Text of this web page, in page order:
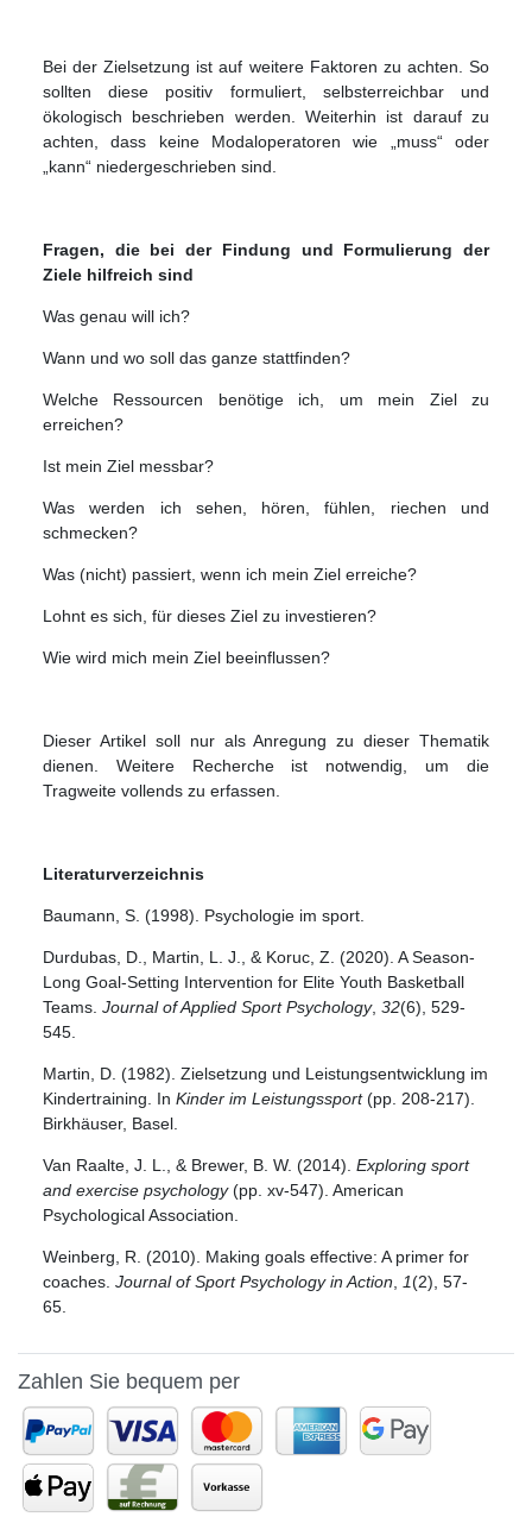
Bei der Zielsetzung ist auf weitere Faktoren zu achten. So
sollten diese positiv formuliert, selbsterreichbar und
ökologisch beschrieben werden. Weiterhin ist darauf zu
achten, dass keine Modaloperatoren wie „muss“ oder
„kann“ niedergeschrieben sind.
Fragen, die bei der Findung und Formulierung der
Ziele hilfreich sind
Was genau will ich?
Wann und wo soll das ganze stattfinden?
Welche Ressourcen benötige ich, um mein Ziel zu
erreichen?
Ist mein Ziel messbar?
Was werden ich sehen, hören, fühlen, riechen und
schmecken?
Was (nicht) passiert, wenn ich mein Ziel erreiche?
Lohnt es sich, für dieses Ziel zu investieren?
Wie wird mich mein Ziel beeinflussen?
Dieser Artikel soll nur als Anregung zu dieser Thematik
dienen. Weitere Recherche ist notwendig, um die
Tragweite vollends zu erfassen.
Literaturverzeichnis
Baumann, S. (1998). Psychologie im sport.
Durdubas, D., Martin, L. J., & Koruc, Z. (2020). A Season-
Long Goal-Setting Intervention for Elite Youth Basketball
Teams. Journal of Applied Sport Psychology, 32(6), 529-
545.
Martin, D. (1982). Zielsetzung und Leistungsentwicklung im
Kindertraining. In Kinder im Leistungssport(pp. 208-217).
Birkhäuser, Basel.
Van Raalte, J. L., & Brewer, B. W. (2014). Exploring sport
and exercise psychology(pp. xv-547). American
Psychological Association.
Weinberg, R. (2010). Making goals effective: A primer for
coaches. Journal of Sport Psychology in Action 1(2), 57-
65.
Zahlen Sie bequem per